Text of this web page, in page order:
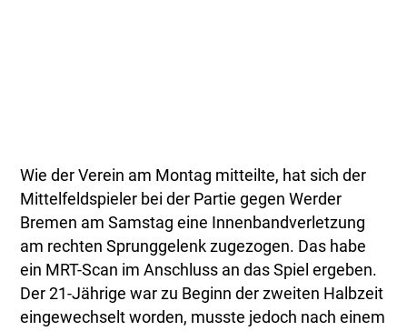
Wie der Verein am Montag mitteilte, hat sich der
Mittelfeldspieler bei der Partie gegen Werder
Bremen am Samstag eine Innenbandverletzung
am rechten Sprunggelenk zugezogen. Das habe
ein MRT-Scan im Anschluss an das Spiel ergeben.
Der 21-Jährige war zu Beginn der zweiten Halbzeit
eingewechselt worden, musste jedoch nach einem